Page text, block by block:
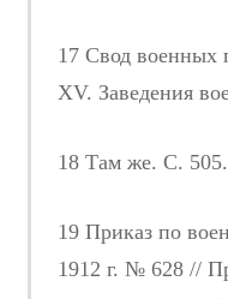
17 Свод военных
ХV. Заведения
18 Там же. С. 505.
19 Приказ по
1912 г. № 628 //